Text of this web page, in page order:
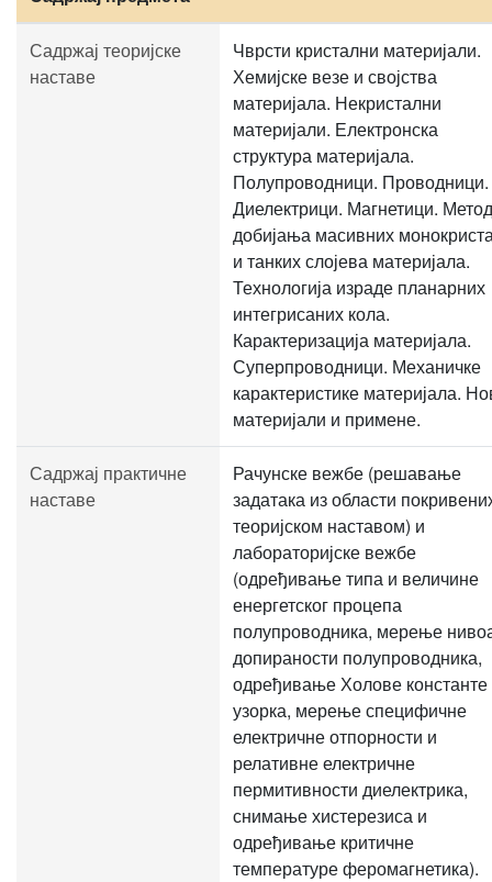
Садржај теоријске
наставе
Чврсти кристални материјали.
Хемијске везе и својства
материјала. Некристални
материјали. Електронска
структура материјала.
Полупроводници. Проводници.
Диелектрици. Магнетици.
добијања масивних
и танких слојева материјала.
Технологија израде планарних
интегрисаних кола.
Карактеризација материјала.
Суперпроводници. Механичке
карактеристике материјала.
материјали и примене.
Садржај практичне
наставе
Рачунске вежбе (решавање
задатака из области
теоријском наставом) и
лабораторијске вежбе
(одређивање типа и величине
енергетског процепа
полупроводника, мерење
допираности полупроводника,
одређивање Холове константе
узорка, мерење специфичне
електричне отпорности и
релативне електричне
пермитивности диелектрика,
снимање хистерезиса и
одређивање критичне
температуре феромагнетика).